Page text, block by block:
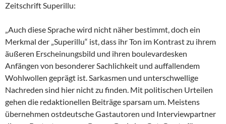
Zeitschrift Superillu:
„Auch diese Sprache wird nicht näher bestimmt, doch ein
Merkmal der „Superillu“ ist, dass ihr Ton im Kontrast zu ihrem
äußeren Erscheinungsbild und ihren boulevardesken
Anfängen von besonderer Sachlichkeit und auffallendem
Wohlwollen geprägt ist. Sarkasmen und unterschwellige
Nachreden sind hier nicht zu finden. Mit politischen Urteilen
gehen die redaktionellen Beiträge sparsam um. Meistens
übernehmen ostdeutsche Gastautoren und Interviewpartner